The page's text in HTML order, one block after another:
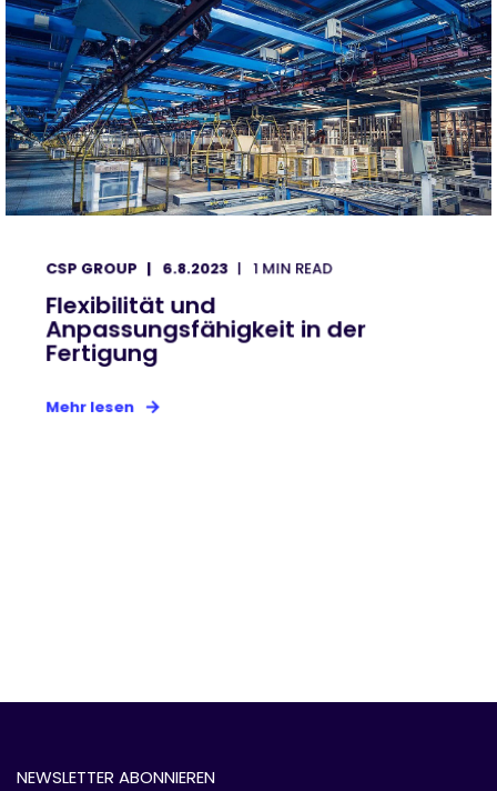
CSP GROUP 6.8.2023 1 MIN READ
Flexibilität und
Anpassungsfähigkeit in der
Fertigung
Mehr lesen
NEWSLETTER ABONNIEREN